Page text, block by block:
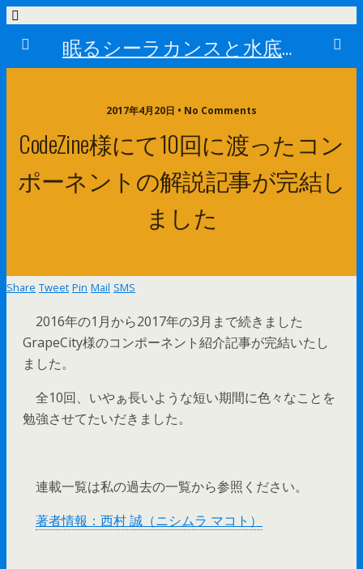
眠るシーラカンスと水底のプログラマー
2017年4月20日 • No Comments
CodeZine様にて10回に渡ったコン
ポーネントの解説記事が完結し
ました
Share Tweet Pin Mail SMS
2016年の1月から2017年の3月まで続きました
GrapeCity様のコンポーネント紹介記事が完結いたし
ました。
全10回、いやぁ長いような短い期間に色々なことを
勉強させてたいだきました。
連載一覧は私の過去の一覧から参照ください。
著者情報：西村 誠（ニシムラ マコト）